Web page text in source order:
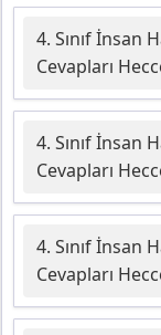
4. Sınıf İnsan
Cevapları
4. Sınıf İnsan
Cevapları
4. Sınıf İnsan
Cevapları